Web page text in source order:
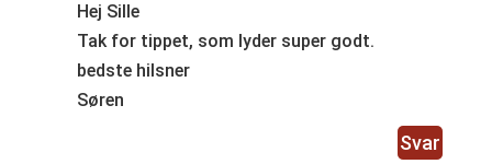
Hej Sille
Tak for tippet, som lyder super godt.
bedste hilsner
Søren
Svar